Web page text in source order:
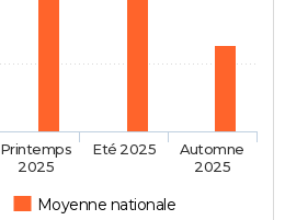
Moyenne nationale
Printemps
2025
Eté 2025
Automne
2025